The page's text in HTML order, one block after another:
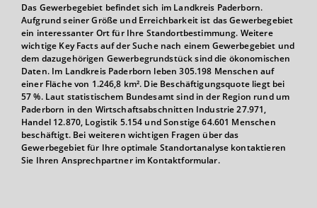
Das Gewerbegebiet befindet sich im Landkreis Paderborn.
Aufgrund seiner Größe und Erreichbarkeit ist das Gewerbegebiet
ein interessanter Ort für Ihre Standortbestimmung. Weitere
wichtige Key Facts auf der Suche nach einem Gewerbegebiet und
dem dazugehörigen Gewerbegrundstück sind die ökonomischen
Daten. Im Landkreis Paderborn leben 305.198 Menschen auf
einer Fläche von 1.246,8 km². Die Beschäftigungsquote liegt bei
57 %. Laut statistischem Bundesamt sind in der Region rund um
Paderborn in den Wirtschaftsabschnitten Industrie 27.971,
Handel 12.870, Logistik 5.154 und Sonstige 64.601 Menschen
beschäftigt. Bei weiteren wichtigen Fragen über das
Gewerbegebiet für Ihre optimale Standortanalyse kontaktieren
Sie Ihren Ansprechpartner im Kontaktformular.